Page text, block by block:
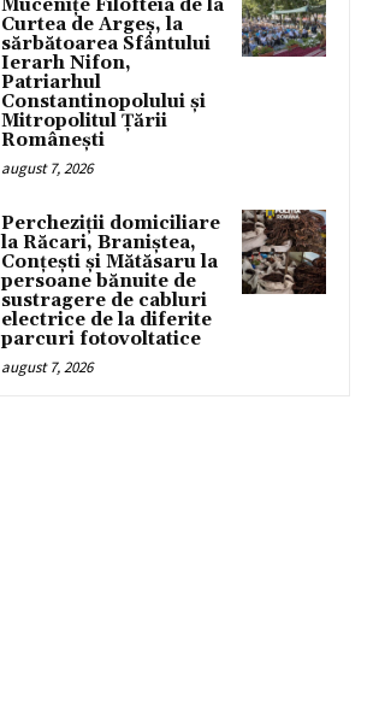
Mucenițe Filofteia de la
Curtea de Argeș, la
sărbătoarea Sfântului
Ierarh Nifon,
Patriarhul
Constantinopolului și
Mitropolitul Țării
Românești
august 7, 2026
Percheziții domiciliare
la Răcari, Braniștea,
Conțești și Mătăsaru la
persoane bănuite de
sustragere de cabluri
electrice de la diferite
parcuri fotovoltatice
august 7, 2026